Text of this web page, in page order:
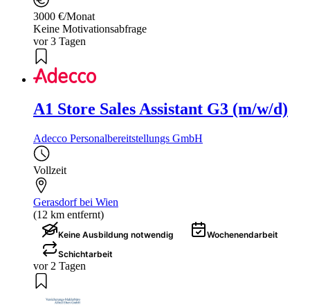
3000 €/Monat
Keine Motivationsabfrage
vor 3 Tagen
A1 Store Sales Assistant G3 (m/w/d)
Adecco Personalbereitstellungs GmbH
Vollzeit
Gerasdorf bei Wien
(12 km entfernt)
Keine Ausbildung notwendig
Wochenendarbeit
Schichtarbeit
vor 2 Tagen